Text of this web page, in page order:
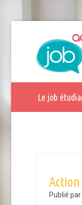
Le job
Action
Publié par